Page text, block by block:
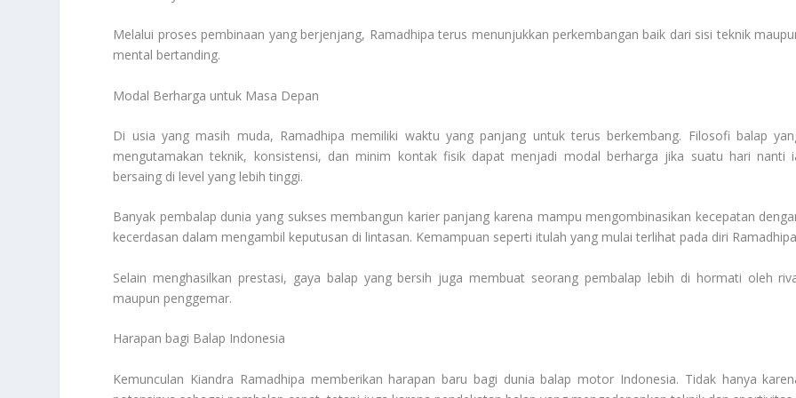
Melalui proses pembinaan yang berjenjang, Ramadhipa terus menunjukkan perkembangan baik dari sisi teknik
mental bertanding.
Modal Berharga untuk Masa Depan
Di usia yang masih muda, Ramadhipa memiliki waktu yang panjang untuk terus berkembang. Filosofi balap
mengutamakan teknik, konsistensi, dan minim kontak fisik dapat menjadi modal berharga jika suatu hari nanti
bersaing di level yang lebih tinggi.
Banyak pembalap dunia yang sukses membangun karier panjang karena mampu mengombinasikan kecepatan
kecerdasan dalam mengambil keputusan di lintasan. Kemampuan seperti itulah yang mulai terlihat pada diri
Selain menghasilkan prestasi, gaya balap yang bersih juga membuat seorang pembalap lebih di hormati oleh
maupun penggemar.
Harapan bagi Balap Indonesia
Kemunculan Kiandra Ramadhipa memberikan harapan baru bagi dunia balap motor Indonesia. Tidak hanya